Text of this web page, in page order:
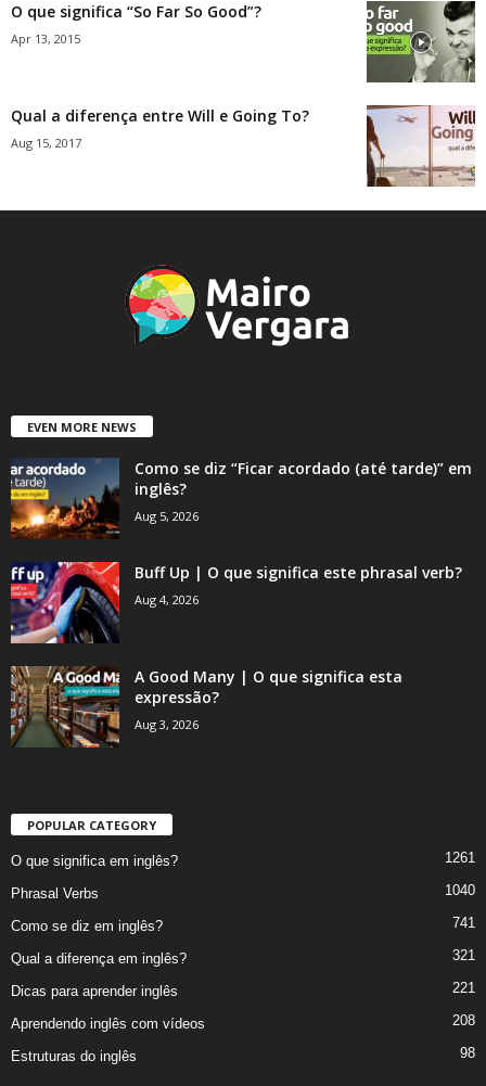
O que significa “So Far So Good”?
Apr 13, 2015
Qual a diferença entre Will e Going To?
Aug 15, 2017
EVEN MORE NEWS
Como se diz “Ficar acordado (até tarde)” em
inglês?
Aug 5, 2026
Buff Up | O que significa este phrasal verb?
Aug 4, 2026
A Good Many | O que significa esta
expressão?
Aug 3, 2026
POPULAR CATEGORY
O que significa em inglês? 1261
Phrasal Verbs 1040
Como se diz em inglês? 741
Qual a diferença em inglês? 321
Dicas para aprender inglês 221
Aprendendo inglês com vídeos 208
Estruturas do inglês 98